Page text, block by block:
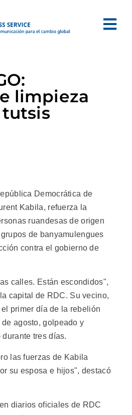
limpieza
Democrática de
Kabila, refuerza la
ruandesas de origen
de banyamulengues
contra el gobierno de
calles. Están escondidos",
capital de RDC. Su vecino,
primer día de la rebelión
agosto, golpeado y
tres días.
las fuerzas de Kabila
su esposa e hijos", destacó
diarios oficiales de RDC